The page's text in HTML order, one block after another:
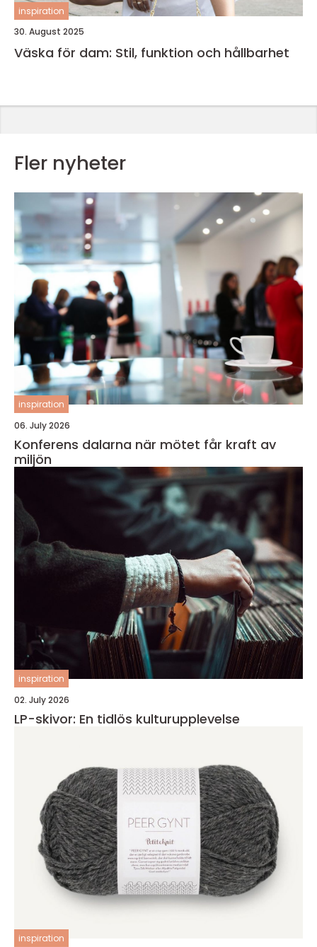
inspiration
30. August 2025
Väska för dam: Stil, funktion och hållbarhet
Fler nyheter
inspiration
06. July 2026
Konferens dalarna när mötet får kraft av
miljön
inspiration
02. July 2026
LP-skivor: En tidlös kulturupplevelse
inspiration